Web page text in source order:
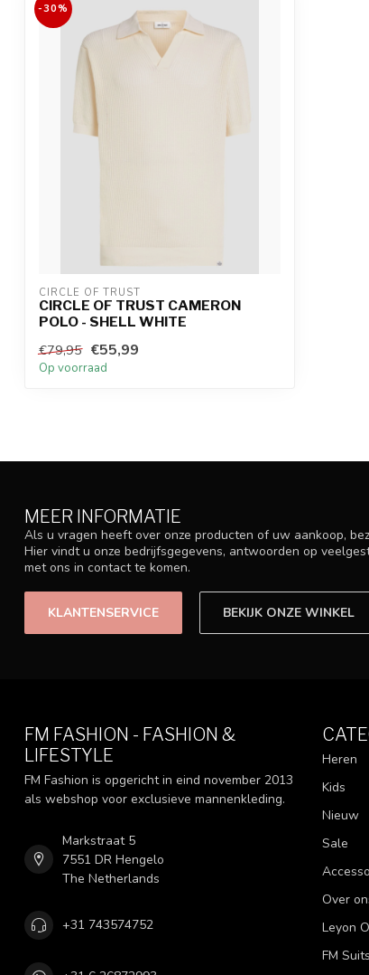
-30%
CIRCLE OF TRUST
CIRCLE OF TRUST CAMERON
POLO - SHELL WHITE
€79,95 €55,99
Op voorraad
MEER INFORMATIE
Als u vragen heeft over onze producten of uw aankoop,
Hier vindt u onze bedrijfsgegevens, antwoorden op
met ons in contact te komen.
KLANTENSERVICE BEKIJK ONZE WINKEL
FM FASHION - FASHION &
LIFESTYLE
FM Fashion is opgericht in eind november 2013
als webshop voor exclusieve mannenkleding.
Markstraat 5
7551 DR Hengelo
The Netherlands
+31 743574752
Heren
Kids
Nieuw
Sale
Over
Leyon
FM Suits